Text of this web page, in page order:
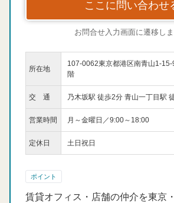
ここに問い合わせ
お問合せ入力画面に遷移しま
所在地
107-0062東京都港区南青山1-
階
交 通 乃木坂駅 徒歩2分 青山一丁目駅
営業時間 月～金曜日／9:00～18:00
定休日 土日祝日
ポイント
賃貸オフィス・店舗の仲介を東京